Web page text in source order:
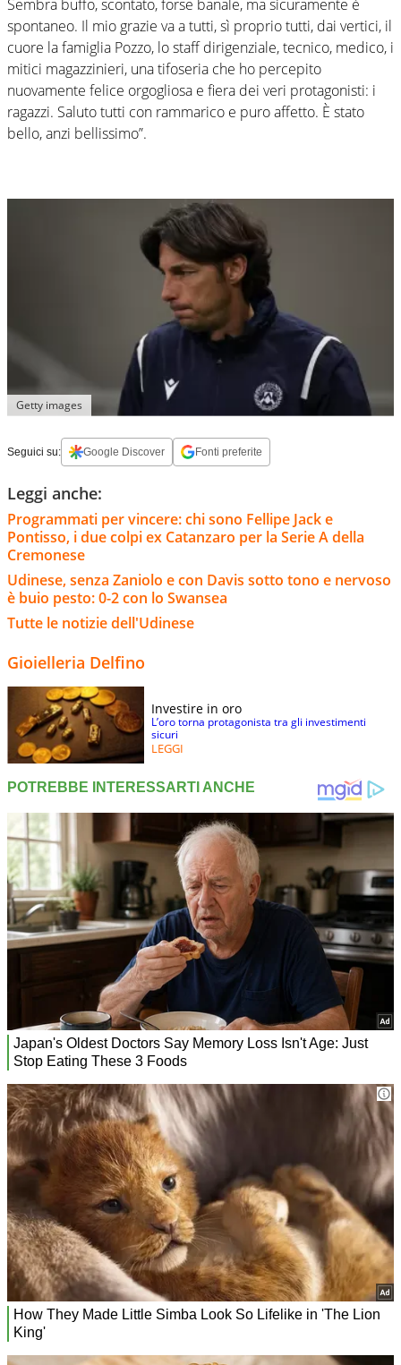
Sembra buffo, scontato, forse banale, ma sicuramente è
spontaneo. Il mio grazie va a tutti, sì proprio tutti, dai vertici, il
cuore la famiglia Pozzo, lo staff dirigenziale, tecnico, medico, i
mitici magazzinieri, una tifoseria che ho percepito
nuovamente felice orgogliosa e fiera dei veri protagonisti: i
ragazzi. Saluto tutti con rammarico e puro affetto. È stato
bello, anzi bellissimo”.
Getty images
Seguici su: Google Discover Fonti preferite
Leggi anche:
Programmati per vincere: chi sono Fellipe Jack e
Pontisso, i due colpi ex Catanzaro per la Serie A della
Cremonese
Udinese, senza Zaniolo e con Davis sotto tono e nervoso
è buio pesto: 0-2 con lo Swansea
Tutte le notizie dell'Udinese
Gioielleria Delfino
Investire in oro
L’oro torna protagonista tra gli investimenti
sicuri
LEGGI